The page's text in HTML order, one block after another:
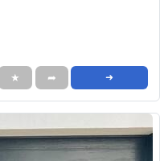
★ ➦ ➜